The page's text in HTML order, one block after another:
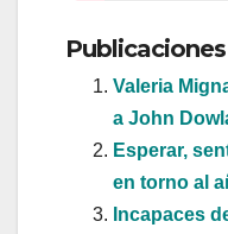
Valeria
a John
Esperar,
en torno al
Incapaces